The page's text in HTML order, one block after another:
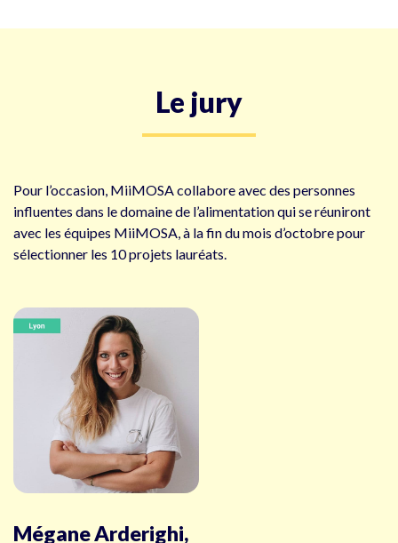
Le jury
Pour l’occasion, MiiMOSA collabore avec des personnes
influentes dans le domaine de l’alimentation qui se réuniront
avec les équipes MiiMOSA, à la fin du mois d’octobre pour
sélectionner les 10 projets lauréats.
Mégane Arderighi,